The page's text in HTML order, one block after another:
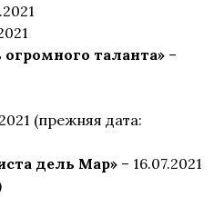
таланта» –
(прежняя дата:
дель Мар» – 16.07.2021